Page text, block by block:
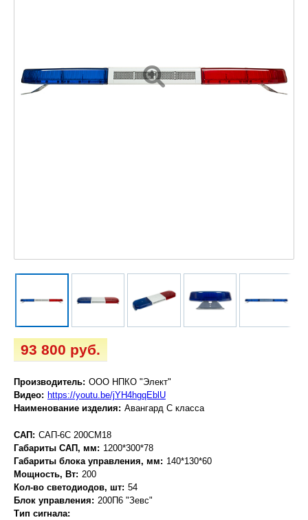
93 800 руб.
Производитель: ООО НПКО "Элект"
Видео: https://youtu.be/jYH4hgqEblU
Наименование изделия: Авангард С класса
САП: САП-6С 200СМ18
Габариты САП, мм: 1200*300*78
Габариты блока управления, мм: 140*130*60
Мощность, Вт: 200
Кол-во светодиодов, шт: 54
Блок управления: 200П6 "Зевс"
Тип сигнала: